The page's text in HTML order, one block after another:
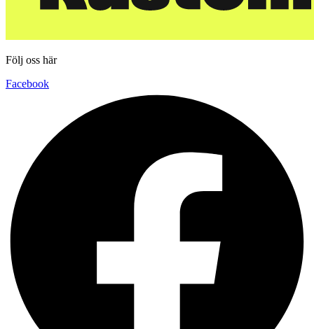
Följ oss här
Facebook